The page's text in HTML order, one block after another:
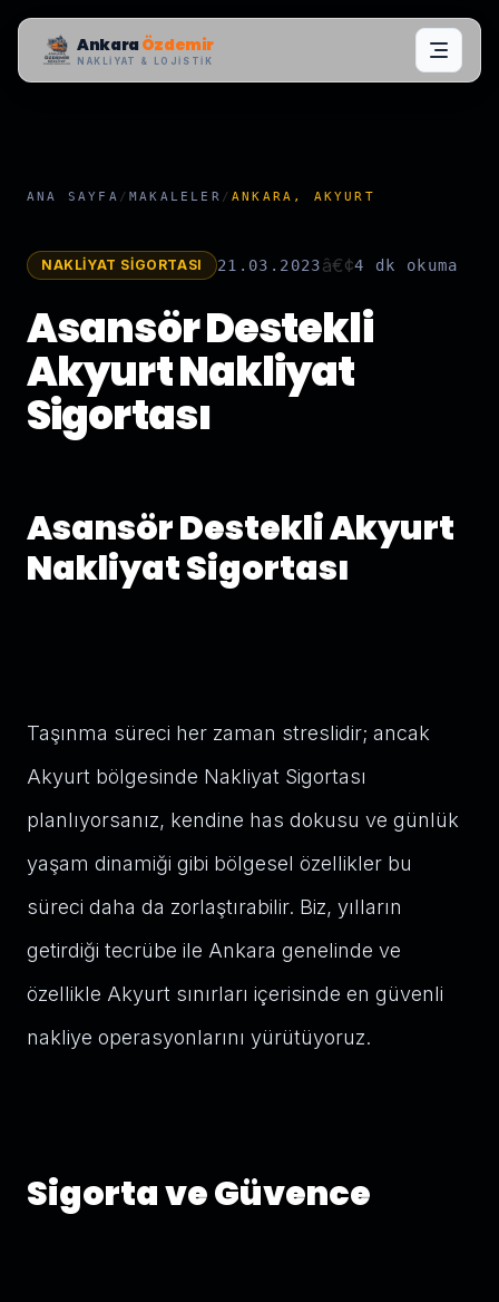
AnkaraÖzdemir
NAKLIYAT & LOJISTIK
ANA SAYFA /MAKALELER /ANKARA, AKYURT
NAKLIYAT SIGORTASI 21.03.2023â€¢4 dk okuma
Asansör Destekli
Akyurt Nakliyat
Sigortası
Asansör Destekli Akyurt
Nakliyat Sigortası
Taşınma süreci her zaman streslidir; ancak
Akyurt bölgesinde Nakliyat Sigortası
planlıyorsanız, kendine has dokusu ve günlük
yaşam dinamiği gibi bölgesel özellikler bu
süreci daha da zorlaştırabilir. Biz, yılların
getirdiği tecrübe ile Ankara genelinde ve
özellikle Akyurt sınırları içerisinde en güvenli
nakliye operasyonlarını yürütüyoruz.
Sigorta ve Güvence